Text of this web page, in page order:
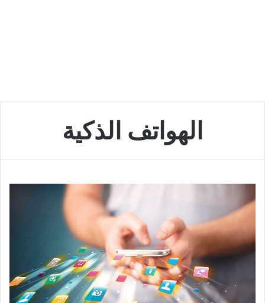
الهواتف الذكية